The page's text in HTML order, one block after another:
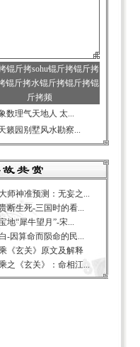
锟斤拷sohu锟斤拷锟斤拷
锟斤拷水锟斤拷锟斤拷锟
斤拷频
数理气天地人 太...
籁园别墅风水勘察...
师神准预测：无妄之...
断生死-三国时的看...
地“犀牛望月”-宋...
-因算命而陨命的民...
《玄关》原文及解释
之《玄关》：命相江...